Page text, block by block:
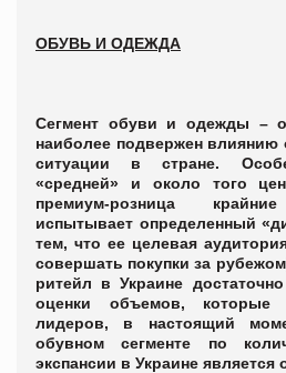
ОБУВЬ И ОДЕЖДА
Сегмент обуви и одежды –
наиболее подвержен влиянию
ситуации в стране.
«средней» и около того
премиум-розница
испытывает определенный
тем, что ее целевая
совершать покупки за
ритейл в Украине
оценки объемов, которые
лидеров, в настоящий
обувном сегменте по
экспансии в Украине является